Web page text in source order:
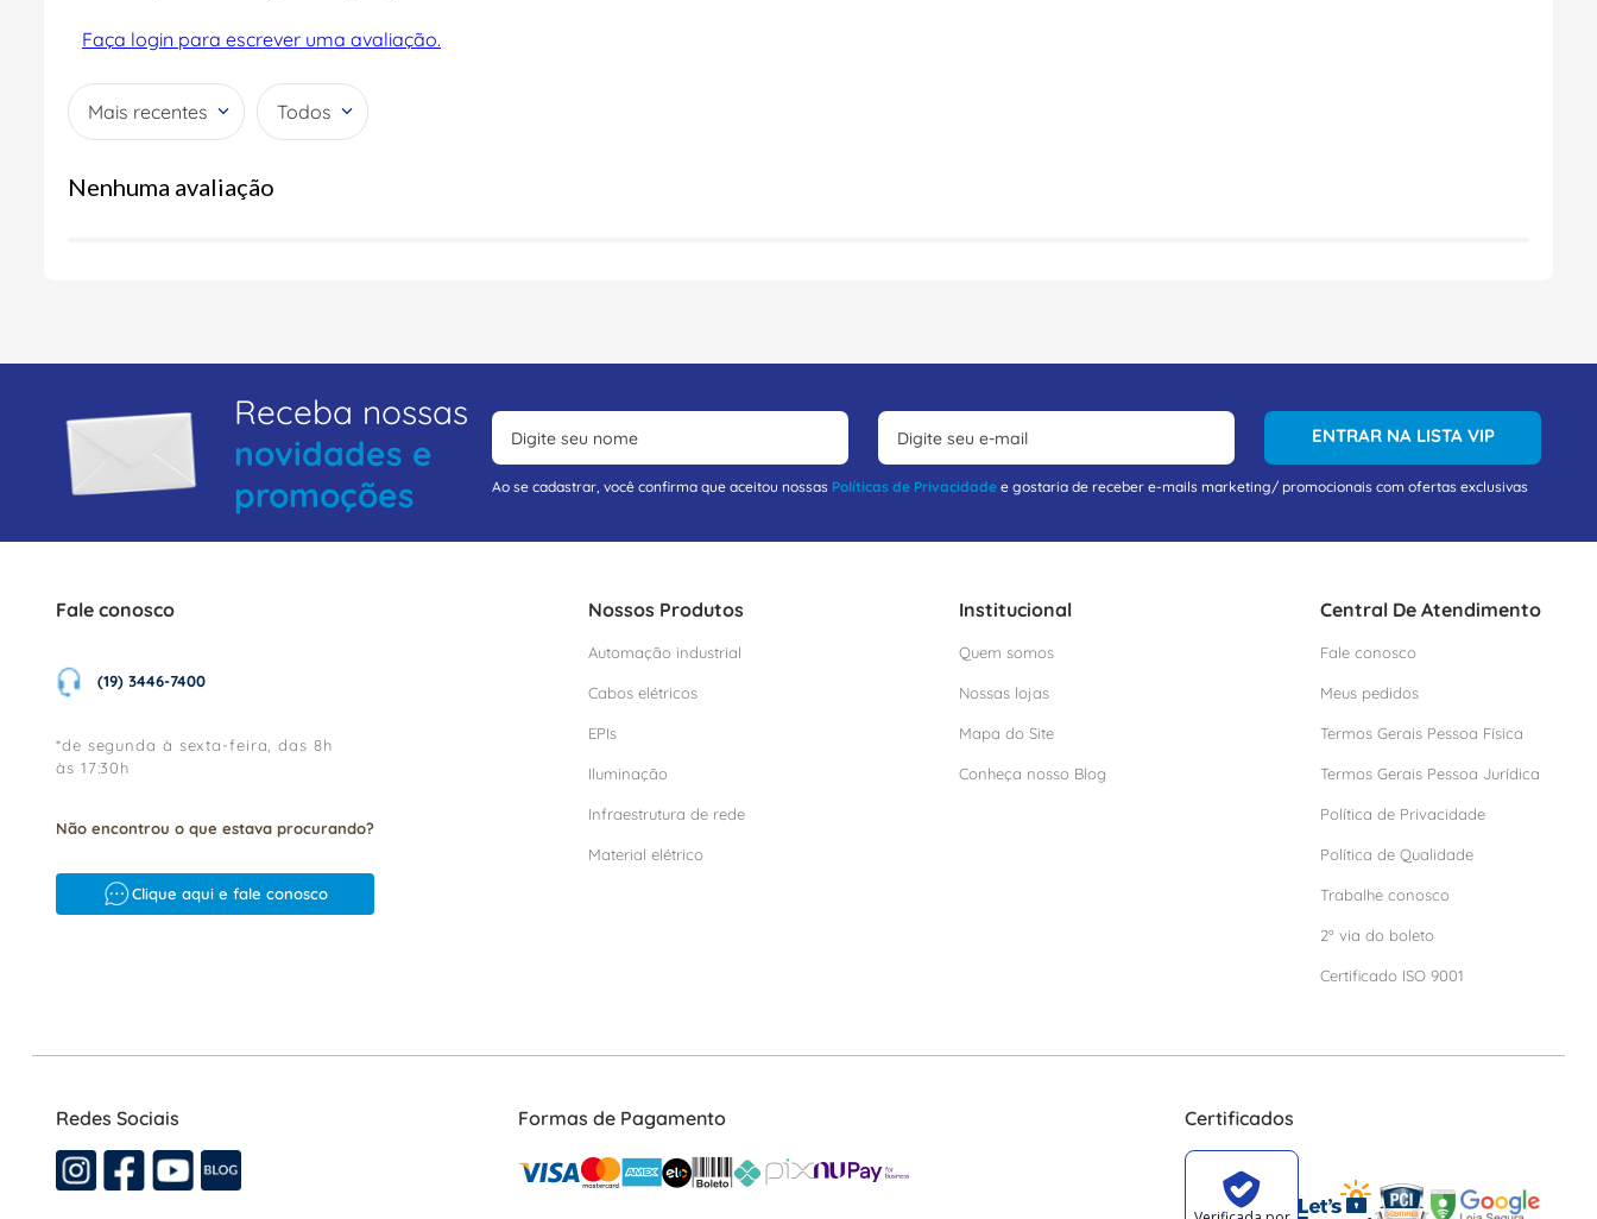
Faça login para escrever uma avaliação.
Mais recentes Todos
Nenhuma avaliação
Receba nossas
novidades e
promoções
ENTRAR NA LISTA VIP
Ao se cadastrar, você confirma que aceitou nossas Políticas de Privacidade e gostaria de receber e-mails marketing/ promocionais com ofertas exclusivas
Fale conosco
(19) 3446-7400
*de segunda à sexta-feira, das 8h
às 17:30h
Não encontrou o que estava procurando?
Clique aqui e fale conosco
Nossos Produtos
Automação industrial
Cabos elétricos
EPIs
Iluminação
Infraestrutura de rede
Material elétrico
Institucional
Quem somos
Nossas lojas
Mapa do Site
Conheça nosso Blog
Central De Atendimento
Fale conosco
Meus pedidos
Termos Gerais Pessoa Física
Termos Gerais Pessoa Jurídica
Política de Privacidade
Política de Qualidade
Trabalhe conosco
2º via do boleto
Certificado ISO 9001
Redes Sociais Formas de Pagamento Certificados